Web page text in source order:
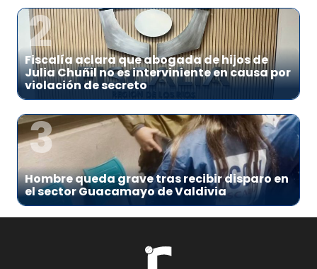
2
Fiscalía aclara que abogada de hijos de
Julia Chuñil no es interviniente en causa por
violación de secreto
3
Hombre queda grave tras recibir disparo en
el sector Guacamayo de Valdivia